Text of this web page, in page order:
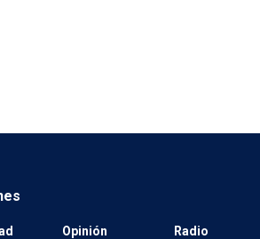
Opinión
Radio